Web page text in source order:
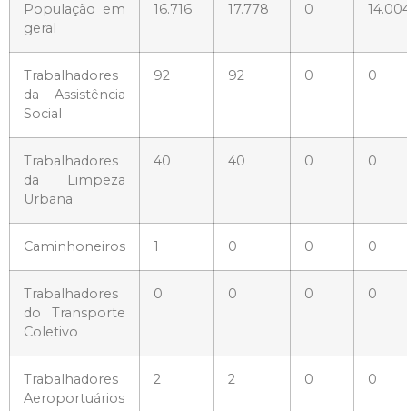
População em
geral
16.716 17.778 0
Trabalhadores
da Assistência
Social
92 92 0 0
Trabalhadores
da Limpeza
Urbana
40 40 0 0
Caminhoneiros 1 0 0 0
Trabalhadores
do Transporte
Coletivo
0 0 0 0
Trabalhadores
Aeroportuários
2 2 0 0